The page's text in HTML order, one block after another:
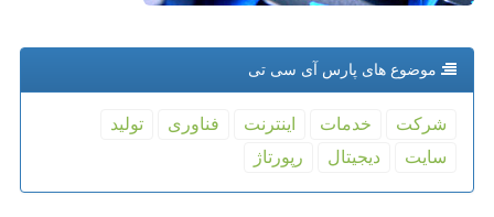
موضوع های پارس آی سی تی
شركت خدمات اینترنت فناوری
تولید
سایت
دیجیتال رپورتاژ